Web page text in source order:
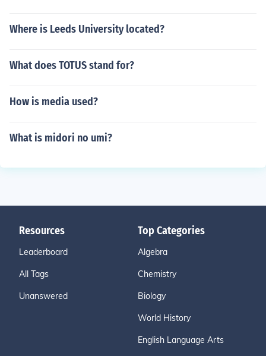
Where is Leeds University located?
What does TOTUS stand for?
How is media used?
What is midori no umi?
Resources
Leaderboard
All Tags
Unanswered
Top Categories
Algebra
Chemistry
Biology
World History
English Language Arts